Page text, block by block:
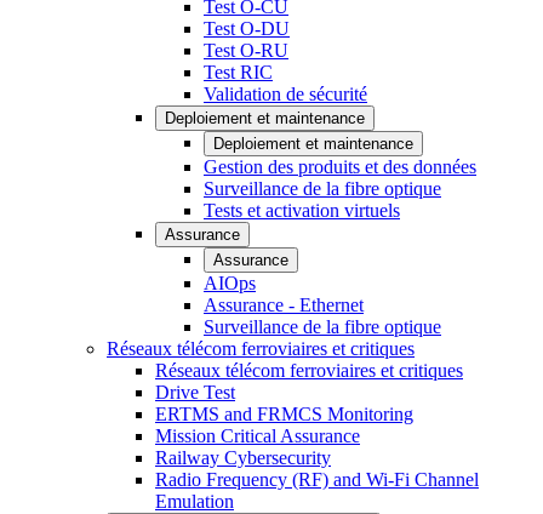
Test O-CU
Test O-DU
Test O-RU
Test RIC
Validation de sécurité
Deploiement et maintenance
Deploiement et maintenance
Gestion des produits et des données
Surveillance de la fibre optique
Tests et activation virtuels
Assurance
Assurance
AIOps
Assurance - Ethernet
Surveillance de la fibre optique
Réseaux télécom ferroviaires et critiques
Réseaux télécom ferroviaires et critiques
Drive Test
ERTMS and FRMCS Monitoring
Mission Critical Assurance
Railway Cybersecurity
Radio Frequency (RF) and Wi-Fi Channel
Emulation